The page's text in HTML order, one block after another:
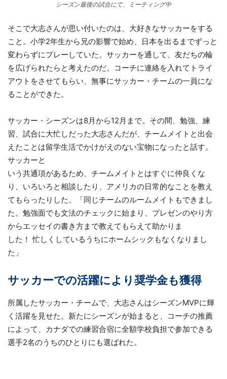
シーズン最後の試合にて、ミーティング中
そこで大志さんが思い付いたのは、大好きなサッカーをする
こと。小学2年生から兄の影響で始め、日本を出るまでずっと
変わらずにプレーしていた。サッカーを通して、友だちの輪
を広げられたらと考えたのだ。コーチに連絡を入れてトライ
アウトをさせてもらい、無事にサッカー・チームの一員にな
ることができた。
サッカー・シーズンは8月から12月まで。その間、勉強、練
習、試合に大忙しだった大志さんだが、チームメイトと出会
えたことは留学生活でかけがえのない宝物になったと話す。
サッカーと
いう共通項があるため、チームメイトとはすぐに仲良くな
り、いろいろと相談したり、アメリカの日常的なことを教え
てもらったりした。「同じチームのルームメイトもできまし
た。勉強面でも文法のチェックに始まり、プレゼンのやり方
からエッセイの書き方まで教えてもらえて助かりま
した！ 忙しくしているうちにホームシックもなくなりまし
た」
サッカーでの活躍により奨学金も獲得
所属したサッカー・チームで、大志さんはシーズンMVPに輝
く活躍を見せた。新たにシーズンが始まると、コーチの推薦
によって、カナダでの練習合宿に全額学校負担で参加できる
選手2名のうちのひとりにも選ばれた。